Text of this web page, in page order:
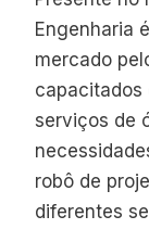
Engenharia
mercado
capacitados
serviços de
robô de
diferentes